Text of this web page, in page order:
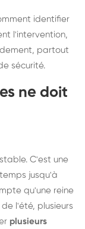
identifier
l'intervention,
partout
sécurité.
ne doit
C'est une
jusqu'à
qu'une reine
l'été, plusieurs
plusieurs